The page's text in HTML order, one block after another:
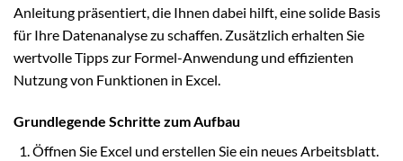
Anleitung präsentiert, die Ihnen dabei hilft, eine solide Basis
für Ihre Datenanalyse zu schaffen. Zusätzlich erhalten Sie
wertvolle Tipps zur Formel-Anwendung und effizienten
Nutzung von Funktionen in Excel.
Grundlegende Schritte zum Aufbau
Öffnen Sie Excel und erstellen Sie ein neues Arbeitsblatt.